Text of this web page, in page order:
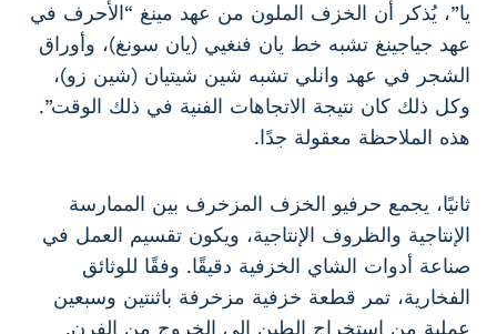
يا”، يُذكر أن الخزف الملون من عهد مينغ “الأحرف في
عهد جياجينغ تشبه خط يان فنغيي (يان سونغ)، وأوراق
الشجر في عهد وانلي تشبه شين شيتيان (شين زو)،
وكل ذلك كان نتيجة الاتجاهات الفنية في ذلك الوقت”.
هذه الملاحظة معقولة جدًا.
ثانيًا، يجمع حرفيو الخزف المزخرف بين الممارسة
الإنتاجية والظروف الإنتاجية، ويكون تقسيم العمل في
صناعة أدوات الشاي الخزفية دقيقًا. وفقًا للوثائق
الفخارية، تمر قطعة خزفية مزخرفة باثنتين وسبعين
عملية من استخراج الطين إلى الخروج من الفرن.